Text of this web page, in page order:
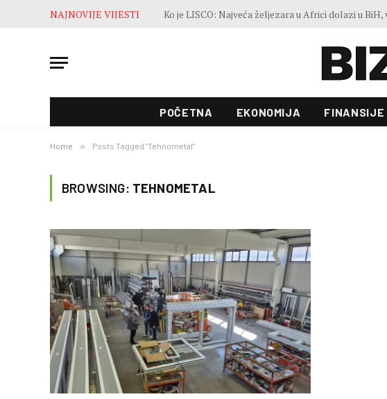
NAJNOVIJE VIJESTI
POČETNA EKONOMIJA FINANSIJE
Home » Posts Tagged "Tehnometal"
BROWSING: TEHNOMETAL